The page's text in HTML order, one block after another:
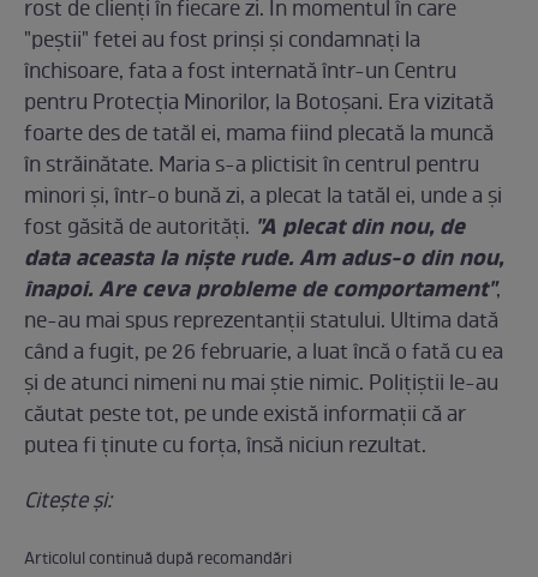
rost de clienţi în fiecare zi. În momentul în care
"peştii" fetei au fost prinşi şi condamnaţi la
închisoare, fata a fost internată într-un Centru
pentru Protecţia Minorilor, la Botoşani. Era vizitată
foarte des de tatăl ei, mama fiind plecată la muncă
în străinătate. Maria s-a plictisit în centrul pentru
minori şi, într-o bună zi, a plecat la tatăl ei, unde a şi
fost găsită de autorităţi. "A plecat din nou, de
data aceasta la nişte rude. Am adus-o din nou,
înapoi. Are ceva probleme de comportament",
ne-au mai spus reprezentanţii statului. Ultima dată
când a fugit, pe 26 februarie, a luat încă o fată cu ea
şi de atunci nimeni nu mai ştie nimic. Poliţiştii le-au
căutat peste tot, pe unde există informaţii că ar
putea fi ţinute cu forţa, însă niciun rezultat.
Citeşte şi:
Articolul continuă după recomandări